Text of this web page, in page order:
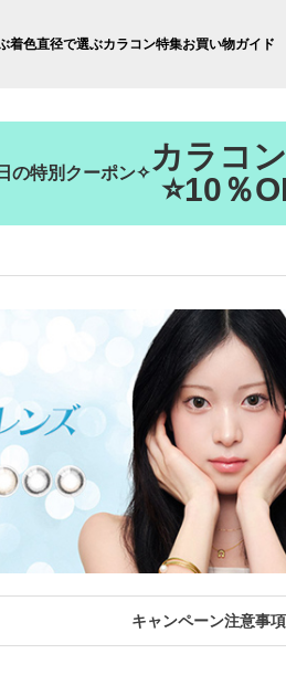
着色直径で選ぶカラコン特集お買い物ガイド
の特別クーポン✧ カラコ
⭐10％
キャンペーン注意事項